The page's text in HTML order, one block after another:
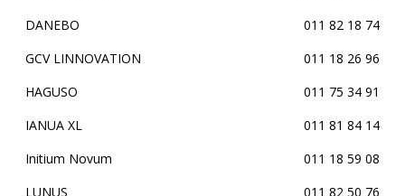
DANEBO
011 82 18 74
GCV LINNOVATION
011 18 26 96
HAGUSO
011 75 34 91
IANUA XL
011 81 84 14
Initium Novum
011 18 59 08
LUNUS
011 82 50 76